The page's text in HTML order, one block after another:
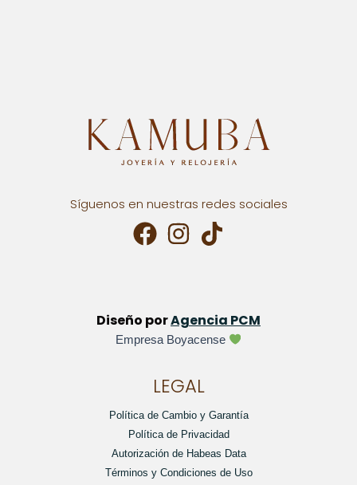
Síguenos en nuestras redes sociales
Diseño porAgencia PCM
Empresa Boyacense
LEGAL
Política de Cambio y Garantía
Política de Privacidad
Autorización de Habeas Data
Términos y Condiciones de Uso